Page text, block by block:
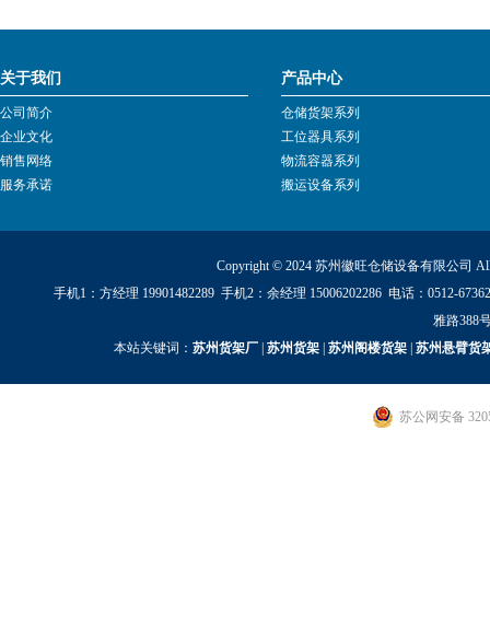
关于我们
公司简介
企业文化
销售网络
服务承诺
产品中心
仓储货架系列
工位器具系列
物流容器系列
搬运设备系列
Copyright © 2024 苏州徽旺仓储设备有限公司
手机1：方经理 19901482289 手机2：余经理 15006202286 电话：0512-
雅路388
本站关键词： 苏州货架厂 苏州货架 苏州阁楼货架 苏州悬臂货
苏公网安备